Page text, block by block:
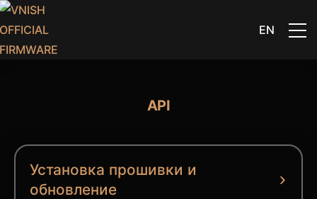
EN
API
Установка прошивки и
обновление